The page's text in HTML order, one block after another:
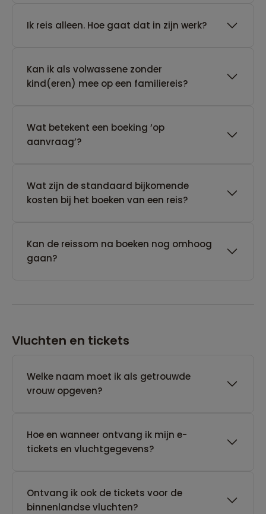
​Ik reis alleen. Hoe gaat dat in zijn werk?
Kan ik als volwassene zonder
kind(eren) mee op een familiereis?
Wat betekent een boeking ‘op
aanvraag’?
Wat zijn de standaard bijkomende
kosten bij het boeken van een reis?
Kan de reissom na boeken nog omhoog
gaan?
Vluchten en tickets
Welke naam moet ik als getrouwde
vrouw opgeven?
Hoe en wanneer ontvang ik mijn e-
tickets en vluchtgegevens?
Ontvang ik ook de tickets voor de
binnenlandse vluchten?